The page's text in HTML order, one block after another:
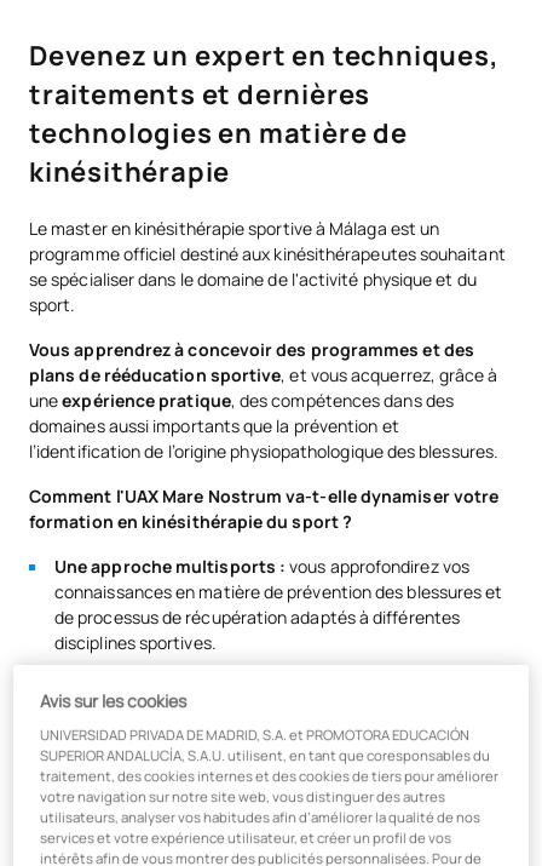
Devenez un expert en techniques,
traitements et dernières
technologies en matière de
kinésithérapie
Le master en kinésithérapie sportive à Málaga est un
programme officiel destiné aux kinésithérapeutes souhaitant
se spécialiser dans le domaine de l'activité physique et du
sport.
Vous apprendrez à concevoir des programmes et des
plans de rééducation sportive, et vous acquerrez, grâce à
uneexpérience pratique, des compétences dans des
domaines aussi importants que la prévention et
l’identification de l’origine physiopathologique des blessures.
Comment l'UAX Mare Nostrum va-t-elle dynamiser votre
formation en kinésithérapie du sport ?
Une approche multisports :vous approfondirez vos
connaissances en matière de prévention des blessures et
de processus de récupération adaptés à différentes
disciplines sportives.
situation géographique :
vous puissiez le concilier avec votre activité
professionnelle et votre lieu de résidence, en vous rendant
sur le campus uniquement deux week-ends par mois.
Lien direct avec le secteur : vous apprendrezauprès
d’une équipe pédagogique composée d’experts en activité,
Avis sur les cookies
UNIVERSIDAD PRIVADA DE MADRID, S.A. et PROMOTORA EDUCACIÓN
SUPERIOR ANDALUCÍA, S.A.U. utilisent, en tant que coresponsables du
traitement, des cookies internes et des cookies de tiers pour améliorer
votre navigation sur notre site web, vous distinguer des autres
utilisateurs, analyser vos habitudes afin d’améliorer la qualité de nos
services et votre expérience utilisateur, et créer un profil de vos
intérêts afin de vous montrer des publicités personnalisées. Pour de